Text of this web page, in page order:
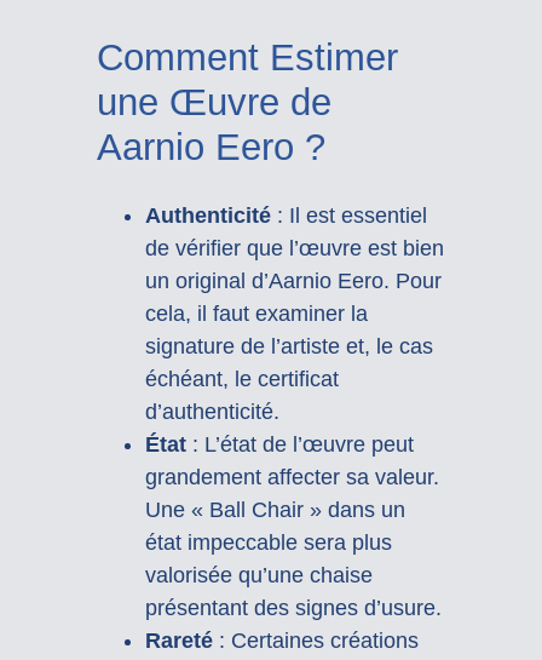
Comment Estimer
une Œuvre de
Aarnio Eero ?
Authenticité: Il est essentiel
de vérifier que l’œuvre est bien
un original d’Aarnio Eero. Pour
cela, il faut examiner la
signature de l’artiste et, le cas
échéant, le certificat
d’authenticité.
État: L’état de l’œuvre peut
grandement affecter sa valeur.
Une « Ball Chair » dans un
état impeccable sera plus
valorisée qu’une chaise
présentant des signes d’usure.
Rareté: Certaines créations